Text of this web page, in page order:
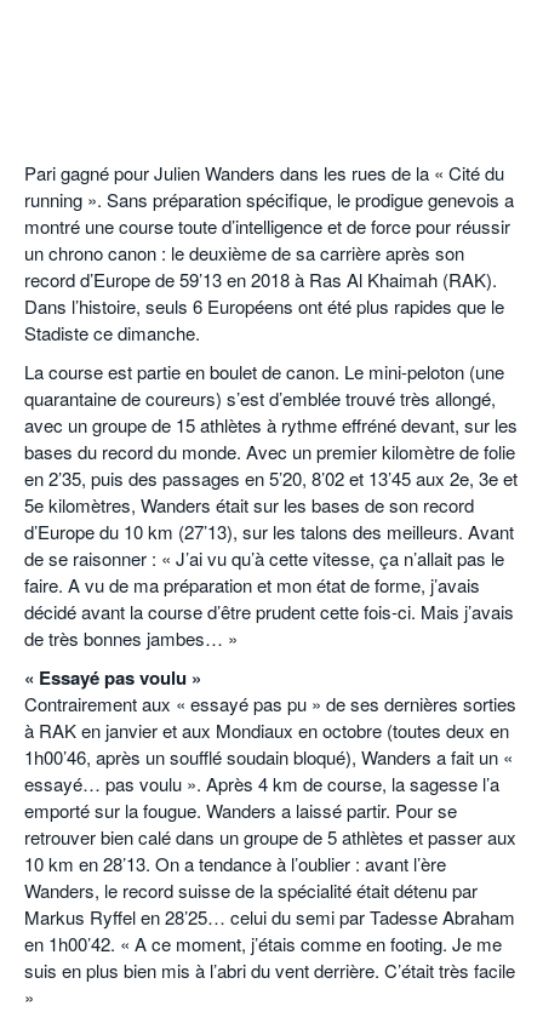
Pari gagné pour Julien Wanders dans les rues de la « Cité du
running ». Sans préparation spécifique, le prodigue genevois a
montré une course toute d’intelligence et de force pour réussir
un chrono canon : le deuxième de sa carrière après son
record d’Europe de 59’13 en 2018 à Ras Al Khaimah (RAK).
Dans l’histoire, seuls 6 Européens ont été plus rapides que le
Stadiste ce dimanche.
La course est partie en boulet de canon. Le mini-peloton (une
quarantaine de coureurs) s’est d’emblée trouvé très allongé,
avec un groupe de 15 athlètes à rythme effréné devant, sur les
bases du record du monde. Avec un premier kilomètre de folie
en 2’35, puis des passages en 5’20, 8’02 et 13’45 aux 2e, 3e et
5e kilomètres, Wanders était sur les bases de son record
d’Europe du 10 km (27’13), sur les talons des meilleurs. Avant
de se raisonner : « J’ai vu qu’à cette vitesse, ça n’allait pas le
faire. A vu de ma préparation et mon état de forme, j’avais
décidé avant la course d’être prudent cette fois-ci. Mais j’avais
de très bonnes jambes… »
« Essayé pas voulu »
Contrairement aux « essayé pas pu » de ses dernières sorties
à RAK en janvier et aux Mondiaux en octobre (toutes deux en
1h00’46, après un soufflé soudain bloqué), Wanders a fait un «
essayé… pas voulu ». Après 4 km de course, la sagesse l’a
emporté sur la fougue. Wanders a laissé partir. Pour se
retrouver bien calé dans un groupe de 5 athlètes et passer aux
10 km en 28’13. On a tendance à l’oublier : avant l’ère
Wanders, le record suisse de la spécialité était détenu par
Markus Ryffel en 28’25… celui du semi par Tadesse Abraham
en 1h00’42. « A ce moment, j’étais comme en footing. Je me
suis en plus bien mis à l’abri du vent derrière. C’était très facile
»